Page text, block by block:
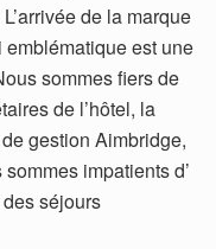
de la marque
est une
sommes fiers de
de l’hôtel, la
gestion Aimbridge,
impatients d’
séjours